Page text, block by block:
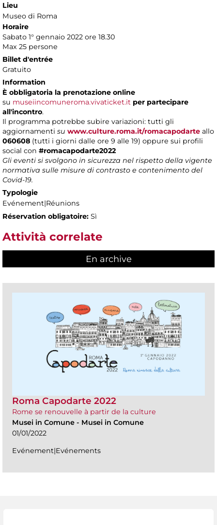
Lieu
Museo di Roma
Horaire
Sabato 1° gennaio 2022 ore 18.30
Max 25 persone
Billet d'entrée
Gratuito
Information
È obbligatoria la prenotazione online
su museiincomuneroma.vivaticket.it per partecipare
all'incontro.
Il programma potrebbe subire variazioni: tutti gli
aggiornamenti su www.culture.roma.it/romacapodarte allo
060608 (tutti i giorni dalle ore 9 alle 19) oppure sui profili
social con #romacapodarte2022
Gli eventi si svolgono in sicurezza nel rispetto della vigente
normativa sulle misure di contrasto e contenimento del
Covid-19.
Typologie
Evénement|Réunions
Réservation obligatoire: Sì
Attività correlate
En archive
Roma Capodarte 2022
Rome se renouvelle à partir de la culture
Musei in Comune - Musei in Comune
01/01/2022
Evénement|Evénements